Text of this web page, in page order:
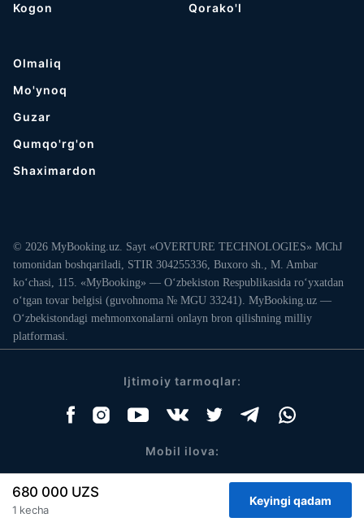
680 000 UZS
1 kecha
Kogon
Qorako'l
Olmaliq
Mo'ynoq
Guzar
Qumqo'rg'on
Shaximardon
© 2026 MyBooking.uz. Sayt «OVERTURE TECHNOLOGIES» MChJ
tomonidan boshqariladi, STIR 304255336, Buxoro sh., M. Ambar
ko‘chasi, 115. «MyBooking» — O‘zbekiston Respublikasida ro‘yxatdan
o‘tgan tovar belgisi (guvohnoma № MGU 33241). MyBooking.uz —
O‘zbekistondagi mehmonxonalarni onlayn bron qilishning milliy
platformasi.
Ijtimoiy tarmoqlar:
Mobil ilova: